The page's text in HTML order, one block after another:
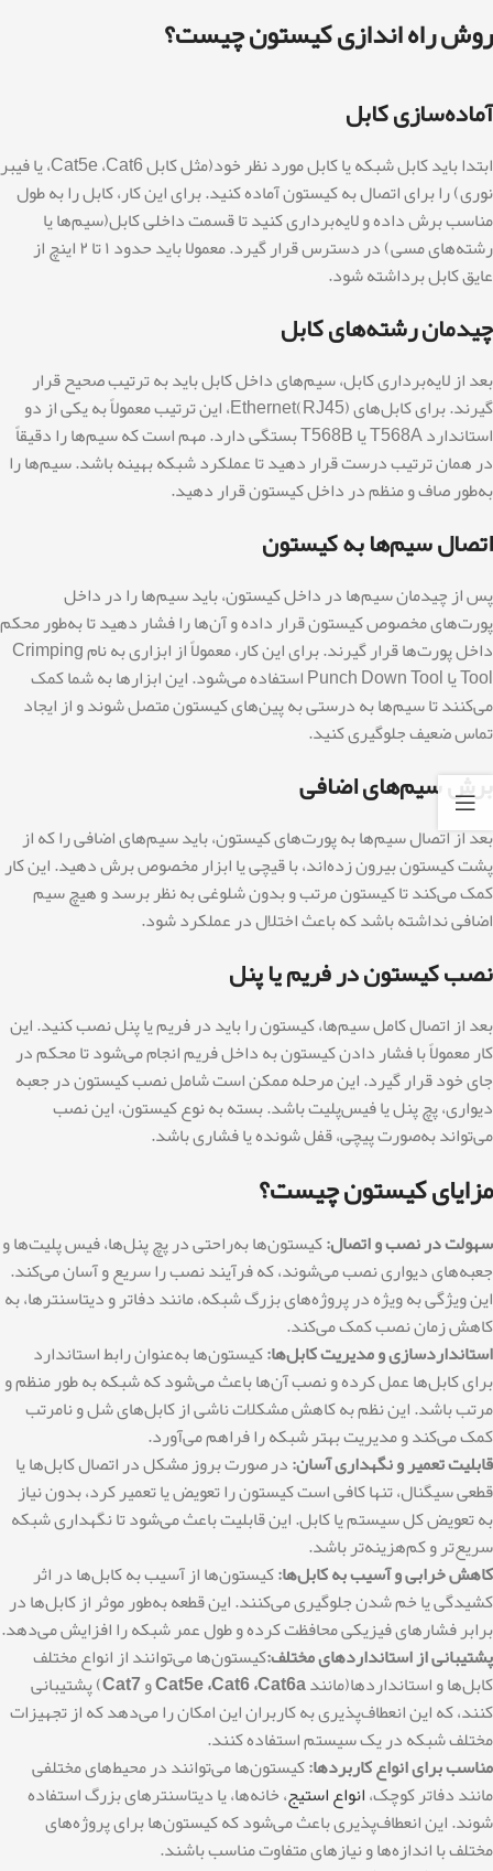
روش راه اندازی کیستون چیست؟
آماده‌سازی کابل
ابتدا باید کابل شبکه یا کابل مورد نظر خود(مثل کابل Cat5e ،Cat6، یا فیبر
نوری) را برای اتصال به کیستون آماده کنید. برای این کار، کابل را به طول
مناسب برش داده و لایه‌برداری کنید تا قسمت داخلی کابل(سیم‌ها یا
رشته‌های مسی) در دسترس قرار گیرد. معمولا باید حدود ۱ تا ۲ اینچ از
عایق کابل برداشته شود.
چیدمان رشته‌های کابل
بعد از لایه‌برداری کابل، سیم‌های داخل کابل باید به ترتیب صحیح قرار
گیرند. برای کابل‌های Ethernet(RJ45)، این ترتیب معمولاً به یکی از دو
استاندارد T568A یا T568B بستگی دارد. مهم است که سیم‌ها را دقیقاً
در همان ترتیب درست قرار دهید تا عملکرد شبکه بهینه باشد. سیم‌ها را
به‌طور صاف و منظم در داخل کیستون قرار دهید.
اتصال سیم‌ها به کیستون
پس از چیدمان سیم‌ها در داخل کیستون، باید سیم‌ها را در داخل
پورت‌های مخصوص کیستون قرار داده و آن‌ها را فشار دهید تا به‌طور محکم
داخل پورت‌ها قرار گیرند. برای این کار، معمولاً از ابزاری به نام Crimping
Tool یا Punch Down Tool استفاده می‌شود. این ابزارها به شما کمک
می‌کنند تا سیم‌ها به درستی به پین‌های کیستون متصل شوند و از ایجاد
تماس ضعیف جلوگیری کنید.
برش سیم‌هایاضافی
بعد از اتصال سیم‌ها به پورت‌های کیستون، باید سیم‌های اضافی را که از
پشت کیستون بیرون زده‌اند، با قیچی یا ابزار مخصوص برش دهید. این کار
کمک می‌کند تا کیستون مرتب و بدون شلوغی به نظر برسد و هیچ سیم
اضافی نداشته باشد که باعث اختلال در عملکرد شود.
نصب کیستون در فریم یا پنل
بعد از اتصال کامل سیم‌ها، کیستون را باید در فریم یا پنل نصب کنید. این
کار معمولاً با فشار دادن کیستون به داخل فریم انجام می‌شود تا محکم در
جای خود قرار گیرد. این مرحله ممکن است شامل نصب کیستون در جعبه
دیواری، پچ پنل یا فیس‌پلیت باشد. بسته به نوع کیستون، این نصب
می‌تواند به‌صورت پیچی، قفل شونده یا فشاری باشد.
مزایای کیستون چیست؟
سهولت در نصب و اتصال:کیستون‌ها به‌راحتی در پچ پنل‌ها، فیس‌ پلیت‌ها و
جعبه‌های دیواری نصب می‌شوند، که فرآیند نصب را سریع و آسان می‌کند.
این ویژگی به ویژه در پروژه‌های بزرگ شبکه، مانند دفاتر و دیتاسنترها، به
کاهش زمان نصب کمک می‌کند.
استانداردسازی و مدیریت کابل‌ها:کیستون‌ها به‌عنوان رابط استاندارد
برای کابل‌ها عمل کرده و نصب آن‌ها باعث می‌شود که شبکه به طور منظم و
مرتب باشد. این نظم به کاهش مشکلات ناشی از کابل‌های شل و نامرتب
کمک می‌کند و مدیریت بهتر شبکه را فراهم می‌آورد.
قابلیت تعمیر و نگهداری آسان:در صورت بروز مشکل در اتصال کابل‌ها یا
قطعی سیگنال، تنها کافی است کیستون را تعویض یا تعمیر کرد، بدون نیاز
به تعویض کل سیستم یا کابل. این قابلیت باعث می‌شود تا نگهداری شبکه
سریع‌تر و کم‌هزینه‌تر باشد.
کاهش خرابی و آسیب به کابل‌ها:کیستون‌ها از آسیب به کابل‌ها در اثر
کشیدگی یا خم شدن جلوگیری می‌کنند. این قطعه به‌طور موثر از کابل‌ها در
برابر فشارهای فیزیکی محافظت کرده و طول عمر شبکه را افزایش می‌دهد.
پشتیبانی از استانداردهای مختلف:کیستون‌ها می‌توانند از انواع مختلف
کابل‌ها و استانداردها(مانندCat5e ،Cat6 ،Cat6aوCat7) پشتیبانی
کنند، که این انعطاف‌پذیری به کاربران این امکان را می‌دهد که از تجهیزات
مختلف شبکه در یک سیستم استفاده کنند.
مناسب برای انواع کاربردها:کیستون‌ها می‌توانند در محیط‌های مختلفی
مانند دفاتر کوچک،انواع استیج، خانه‌ها، یا دیتاسنترهای بزرگ استفاده
شوند. این انعطاف‌پذیری باعث می‌شود که کیستون‌ها برای پروژه‌های
مختلف با اندازه‌ها و نیازهای متفاوت مناسب باشند.